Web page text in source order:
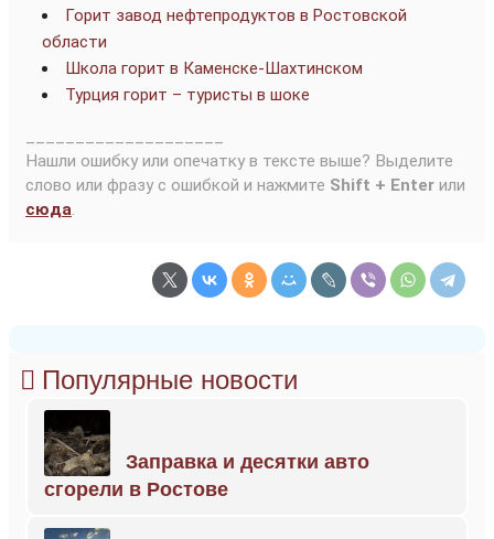
Горит завод нефтепродуктов в Ростовской
области
Школа горит в Каменске-Шахтинском
Турция горит – туристы в шоке
Нашли ошибку или опечатку в тексте выше? Выделите
слово или фразу с ошибкой и нажмите Shift + Enter или
сюда.
Популярные новости
Заправка и десятки авто
сгорели в Ростове